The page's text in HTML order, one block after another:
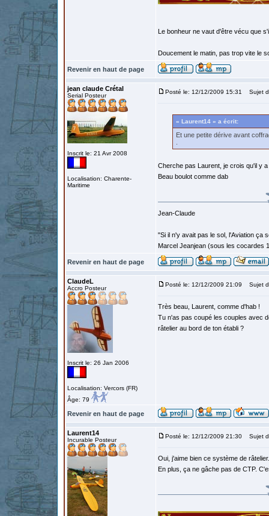
Le bonheur ne vaut d'être vécu que
Doucement le matin, pas trop vite le
Revenir en haut de page
jean claude Crétal
Serial Posteur
Inscrit le: 21 Avr 2008
Localisation: Charente-
Maritime
Posté le: 12/12/2009 15:31 Sujet
« Laurent14 » a écrit:
Et une petite dérive avant
Cherche pas Laurent, je crois qu'il y
Beau boulot comme dab
Jean-Claude
"Si il n'y avait pas le sol, l'Aviation ça
Marcel Jeanjean (sous les cocardes
Revenir en haut de page
ClaudeL
Accro Posteur
Inscrit le: 26 Jan 2006
Localisation: Vercors (FR)
Âge: 79
Posté le: 12/12/2009 21:09 Sujet
Très beau, Laurent, comme d'hab !
Tu n'as pas coupé les couples avec
râtelier au bord de ton établi ?
Revenir en haut de page
Laurent14
Incurable Posteur
Posté le: 12/12/2009 21:30 Sujet
Oui, j'aime bien ce système de
En plus, ça ne gâche pas de CTP.